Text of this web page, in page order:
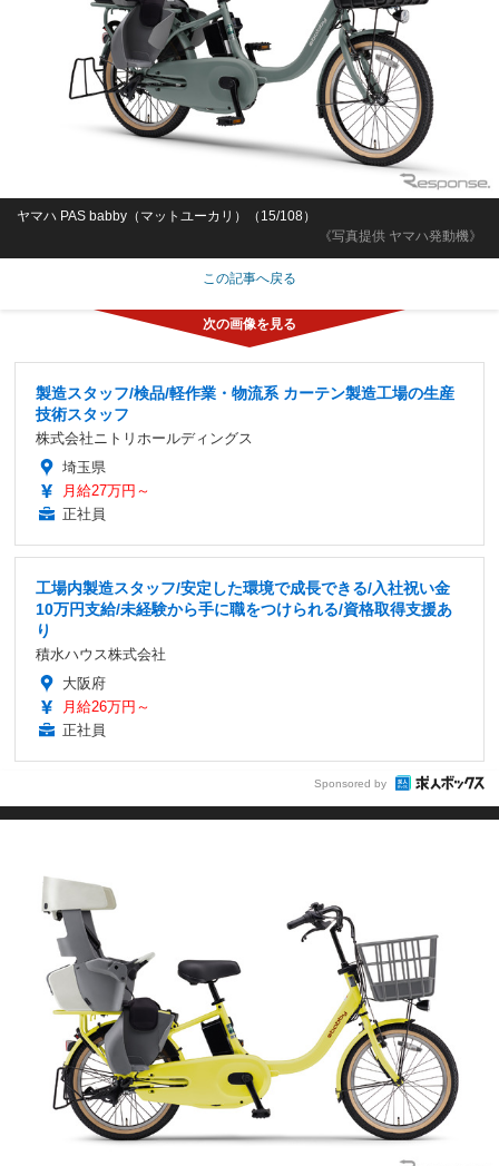
《写真提供 ヤマハ発動機》
ヤマハ PAS babby（マットユーカリ）（15/108）
この記事へ戻る
製造スタッフ/検品/軽作業・物流系 カーテン製造工場の生産
技術スタッフ
株式会社ニトリホールディングス
埼玉県
月給27万円～
正社員
工場内製造スタッフ/安定した環境で成長できる/入社祝い金
10万円支給/未経験から手に職をつけられる/資格取得支援あ
り
積水ハウス株式会社
大阪府
月給26万円～
正社員
Sponsored by